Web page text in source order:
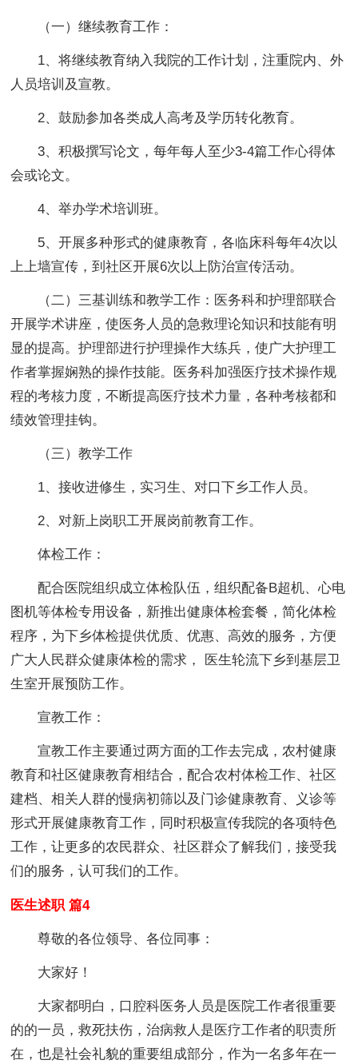
（一）继续教育工作：
1、将继续教育纳入我院的工作计划，注重院内、外
人员培训及宣教。
2、鼓励参加各类成人高考及学历转化教育。
3、积极撰写论文，每年每人至少3-4篇工作心得体
会或论文。
4、举办学术培训班。
5、开展多种形式的健康教育，各临床科每年4次以
上上墙宣传，到社区开展6次以上防治宣传活动。
（二）三基训练和教学工作：医务科和护理部联合
开展学术讲座，使医务人员的急救理论知识和技能有明
显的提高。护理部进行护理操作大练兵，使广大护理工
作者掌握娴熟的操作技能。医务科加强医疗技术操作规
程的考核力度，不断提高医疗技术力量，各种考核都和
绩效管理挂钩。
（三）教学工作
1、接收进修生，实习生、对口下乡工作人员。
2、对新上岗职工开展岗前教育工作。
体检工作：
配合医院组织成立体检队伍，组织配备B超机、心电
图机等体检专用设备，新推出健康体检套餐，简化体检
程序，为下乡体检提供优质、优惠、高效的服务，方便
广大人民群众健康体检的需求， 医生轮流下乡到基层卫
生室开展预防工作。
宣教工作：
宣教工作主要通过两方面的工作去完成，农村健康
教育和社区健康教育相结合，配合农村体检工作、社区
建档、相关人群的慢病初筛以及门诊健康教育、义诊等
形式开展健康教育工作，同时积极宣传我院的各项特色
工作，让更多的农民群众、社区群众了解我们，接受我
们的服务，认可我们的工作。
医生述职 篇4
尊敬的各位领导、各位同事：
大家好！
大家都明白，口腔科医务人员是医院工作者很重要
的的一员，救死扶伤，治病救人是医疗工作者的职责所
在，也是社会礼貌的重要组成部分，作为一名多年在一